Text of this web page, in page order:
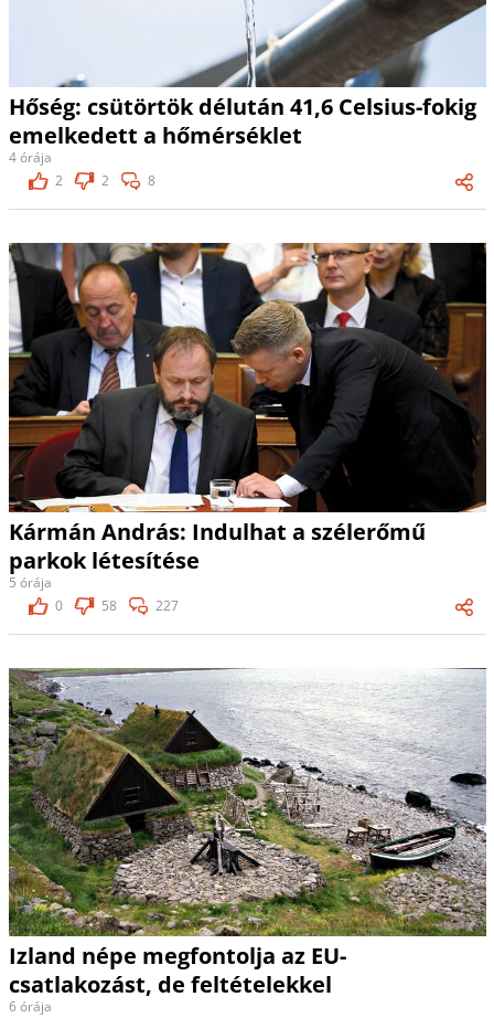
Hőség: csütörtök délután 41,6 Celsius-fokig
emelkedett a hőmérséklet
4 órája
2
2 8
Kármán András: Indulhat a szélerőmű
parkok létesítése
5 órája
0
58 227
Izland népe megfontolja az EU-
csatlakozást, de feltételekkel
6 órája